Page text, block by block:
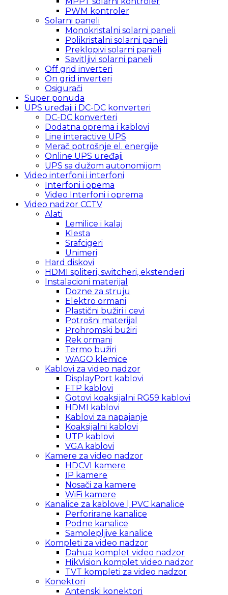
PWM kontroler
Solarni paneli
Monokristalni solarni paneli
Polikristalni solarni paneli
Preklopivi solarni paneli
Savitljivi solarni paneli
Off grid inverteri
On grid inverteri
Osigurači
Super ponuda
UPS uređaji i DC-DC konverteri
DC-DC konverteri
Dodatna oprema i kablovi
Line interactive UPS
Merač potrošnje el. energije
Online UPS uređaji
UPS sa dužom autonomijom
Video interfoni i interfoni
Interfoni i opema
Video Interfoni i oprema
Video nadzor CCTV
Alati
Lemilice i kalaj
Klesta
Srafcigeri
Unimeri
Hard diskovi
HDMI spliteri, switcheri, ekstenderi
Instalacioni materijal
Dozne za struju
Elektro ormani
Plastični bužiri i cevi
Potrošni materijal
Prohromski bužiri
Rek ormani
Termo bužiri
WAGO klemice
Kablovi za video nadzor
DisplayPort kablovi
FTP kablovi
Gotovi koaksijalni RG59 kablovi
HDMI kablovi
Kablovi za napajanje
Koaksijalni kablovi
UTP kablovi
VGA kablovi
Kamere za video nadzor
HDCVI kamere
IP kamere
Nosači za kamere
WiFi kamere
Kanalice za kablove | PVC kanalice
Perforirane kanalice
Podne kanalice
Samolepljive kanalice
Kompleti za video nadzor
Dahua komplet video nadzor
HikVision komplet video nadzor
TVT kompleti za video nadzor
Konektori
Antenski konektori